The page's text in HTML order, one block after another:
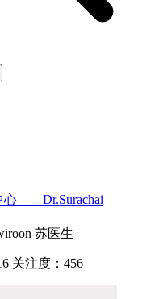
心——Dr.Surachai
苏医生
关注度：456